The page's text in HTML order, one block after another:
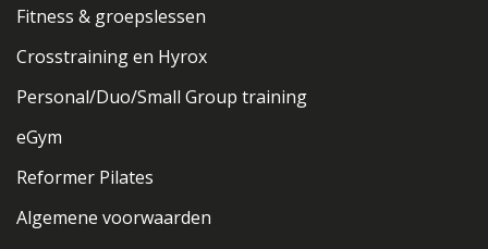
Fitness & groepslessen
Crosstraining en Hyrox
Personal/Duo/Small Group training
eGym
Reformer Pilates
Algemene voorwaarden